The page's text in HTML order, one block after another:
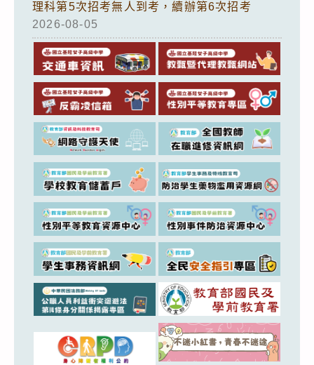
理科第5次招考無人到考，續辦第6次招考
2026-08-05